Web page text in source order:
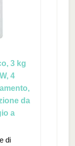
3 kg
4
da
a
di